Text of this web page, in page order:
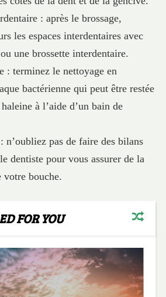
: après le brossage,
les espaces interdentaires avec
une brossette interdentaire.
: terminez le nettoyage en
bactérienne qui peut être restée
à l’aide d’un bain de
n’oubliez pas de faire des bilans
dentiste pour vous assurer de la
votre bouche.
FOR YOU